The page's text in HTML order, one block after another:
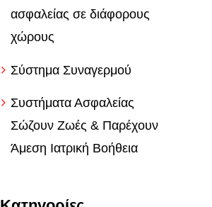
ασφαλείας σε διάφορους
χώρους
Σύστημα Συναγερμού
Συστήματα Ασφαλείας
Σώζουν Ζωές & Παρέχουν
Άμεση Ιατρική Βοήθεια